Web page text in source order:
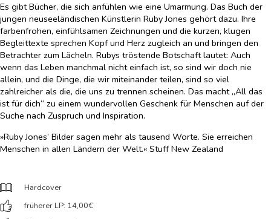
Es gibt Bücher, die sich anfühlen wie eine Umarmung. Das Buch der
jungen neuseeländischen Künstlerin Ruby Jones gehört dazu. Ihre
farbenfrohen, einfühlsamen Zeichnungen und die kurzen, klugen
Begleittexte sprechen Kopf und Herz zugleich an und bringen den
Betrachter zum Lächeln. Rubys tröstende Botschaft lautet: Auch
wenn das Leben manchmal nicht einfach ist, so sind wir doch nie
allein, und die Dinge, die wir miteinander teilen, sind so viel
zahlreicher als die, die uns zu trennen scheinen. Das macht „All das
ist für dich“ zu einem wundervollen Geschenk für Menschen auf der
Suche nach Zuspruch und Inspiration.
»Ruby Jones’ Bilder sagen mehr als tausend Worte. Sie erreichen
Menschen in allen Ländern der Welt.« Stuff New Zealand
Hardcover
früherer LP: 14,00€